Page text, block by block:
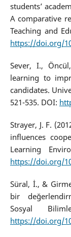
students’
A comparative
Teaching and
https://doi.org/
Sever, I.,
learning to
candidates.
521-535. DOI:
Strayer, J. F.
influences
Learning
https://doi.org/
Süral, İ., &
bir
Sosyal
https://doi.org/